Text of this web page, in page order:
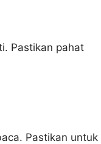
Pastikan pahat
Pastikan untuk